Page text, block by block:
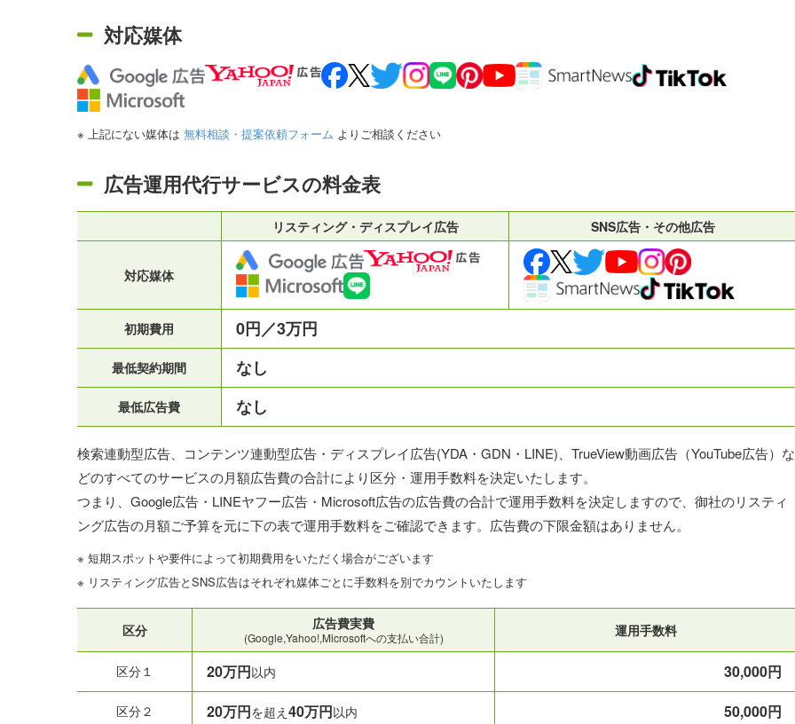
対応媒体
※ 上記にない媒体は 無料相談・提案依頼フォーム よりご相談ください
広告運用代行サービスの料金表
リスティング・ディスプレイ広告 SNS広告・その他広告
対応媒体
初期費用 0円／3万円
最低契約期間 なし
最低広告費 なし
検索連動型広告、コンテンツ連動型広告・ディスプレイ広告(YDA・GDN・LINE)、TrueView動画広告（YouTube広告）な
どのすべてのサービスの月額広告費の合計により区分・運用手数料を決定いたします。
つまり、Google広告・LINEヤフー広告・Microsoft広告の広告費の合計で運用手数料を決定しますので、御社のリスティ
ング広告の月額ご予算を元に下の表で運用手数料をご確認できます。広告費の下限金額はありません。
※ 短期スポットや要件によって初期費用をいただく場合がございます
※ リスティング広告とSNS広告はそれぞれ媒体ごとに手数料を別でカウントいたします
区分 広告費実費
(Google,Yahoo!,Microsoftへの支払い合計) 運用手数料
区分１ 20万円以内 30,000円
区分２ 20万円を超え 40万円以内 50,000円